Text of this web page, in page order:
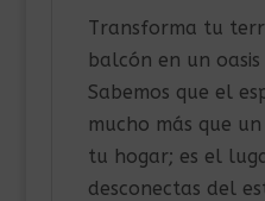
Transforma tu
balcón en un
Sabemos que el
mucho más que
tu hogar; es el
desconectas del